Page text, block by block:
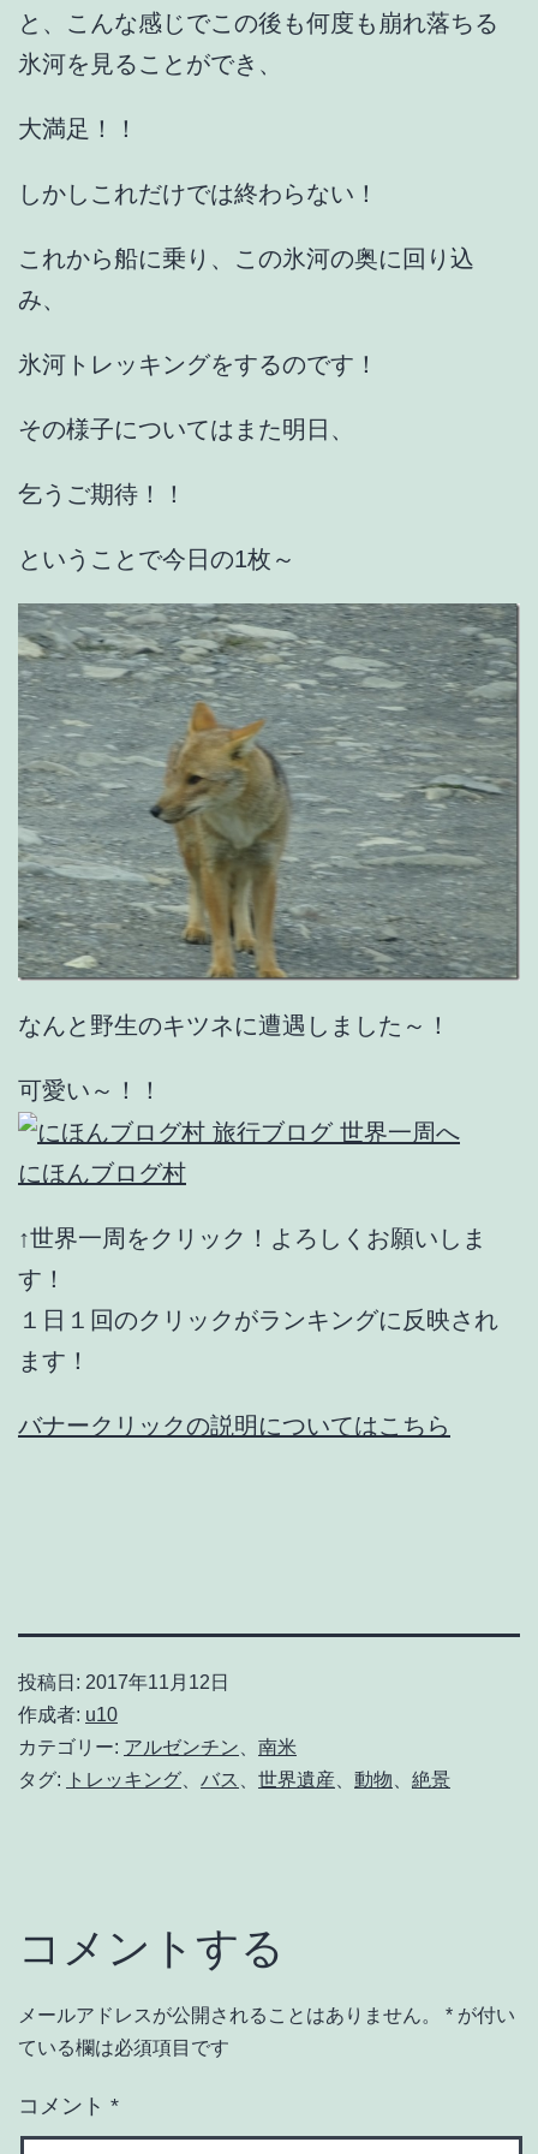
と、こんな感じでこの後も何度も崩れ落ちる
氷河を見ることができ、
大満足！！
しかしこれだけでは終わらない！
これから船に乗り、この氷河の奥に回り込
み、
氷河トレッキングをするのです！
その様子についてはまた明日、
乞うご期待！！
ということで今日の1枚～
なんと野生のキツネに遭遇しました～！
可愛い～！！
にほんブログ村
↑世界一周をクリック！よろしくお願いしま
す！
１日１回のクリックがランキングに反映され
ます！
バナークリックの説明についてはこちら
投稿日: 2017年11月12日
作成者: u10
カテゴリー: アルゼンチン
南米
タグ:
トレッキング バス 世界遺産 動物 絶景
コメントする
メールアドレスが公開されることはありません。 * が付い
ている欄は必須項目です
コメント *